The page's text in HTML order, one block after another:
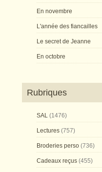
En novembre
L'année des fiancailles
Le secret de Jeanne
En octobre
Rubriques
SAL (1476)
Lectures (757)
Broderies perso (736)
Cadeaux reçus (455)